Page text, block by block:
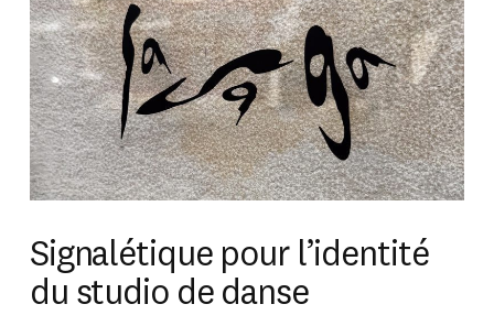
Signalétique pour l’identité
du studio de danse